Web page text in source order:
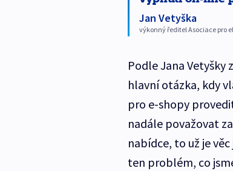
Jan Vetyška
výkonný ředitel Asociace pro
Podle Jana Vetyšky
hlavní otázka, kdy
pro e-shopy
nadále považovat
nabídce, to už je
ten problém, co